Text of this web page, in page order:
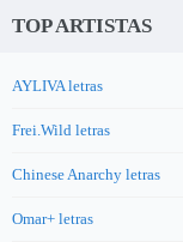
TOP ARTISTAS
AYLIVA letras
Frei.Wild letras
Chinese Anarchy letras
Omar+ letras